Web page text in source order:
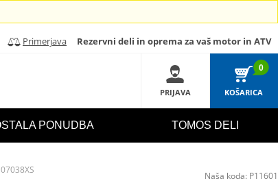
Primerjava Rezervni deli in oprema za vaš motor in ATV
PRIJAVA
0
KOŠARICA
PONUDBA TOMOS DELI
Naša koda: P11601